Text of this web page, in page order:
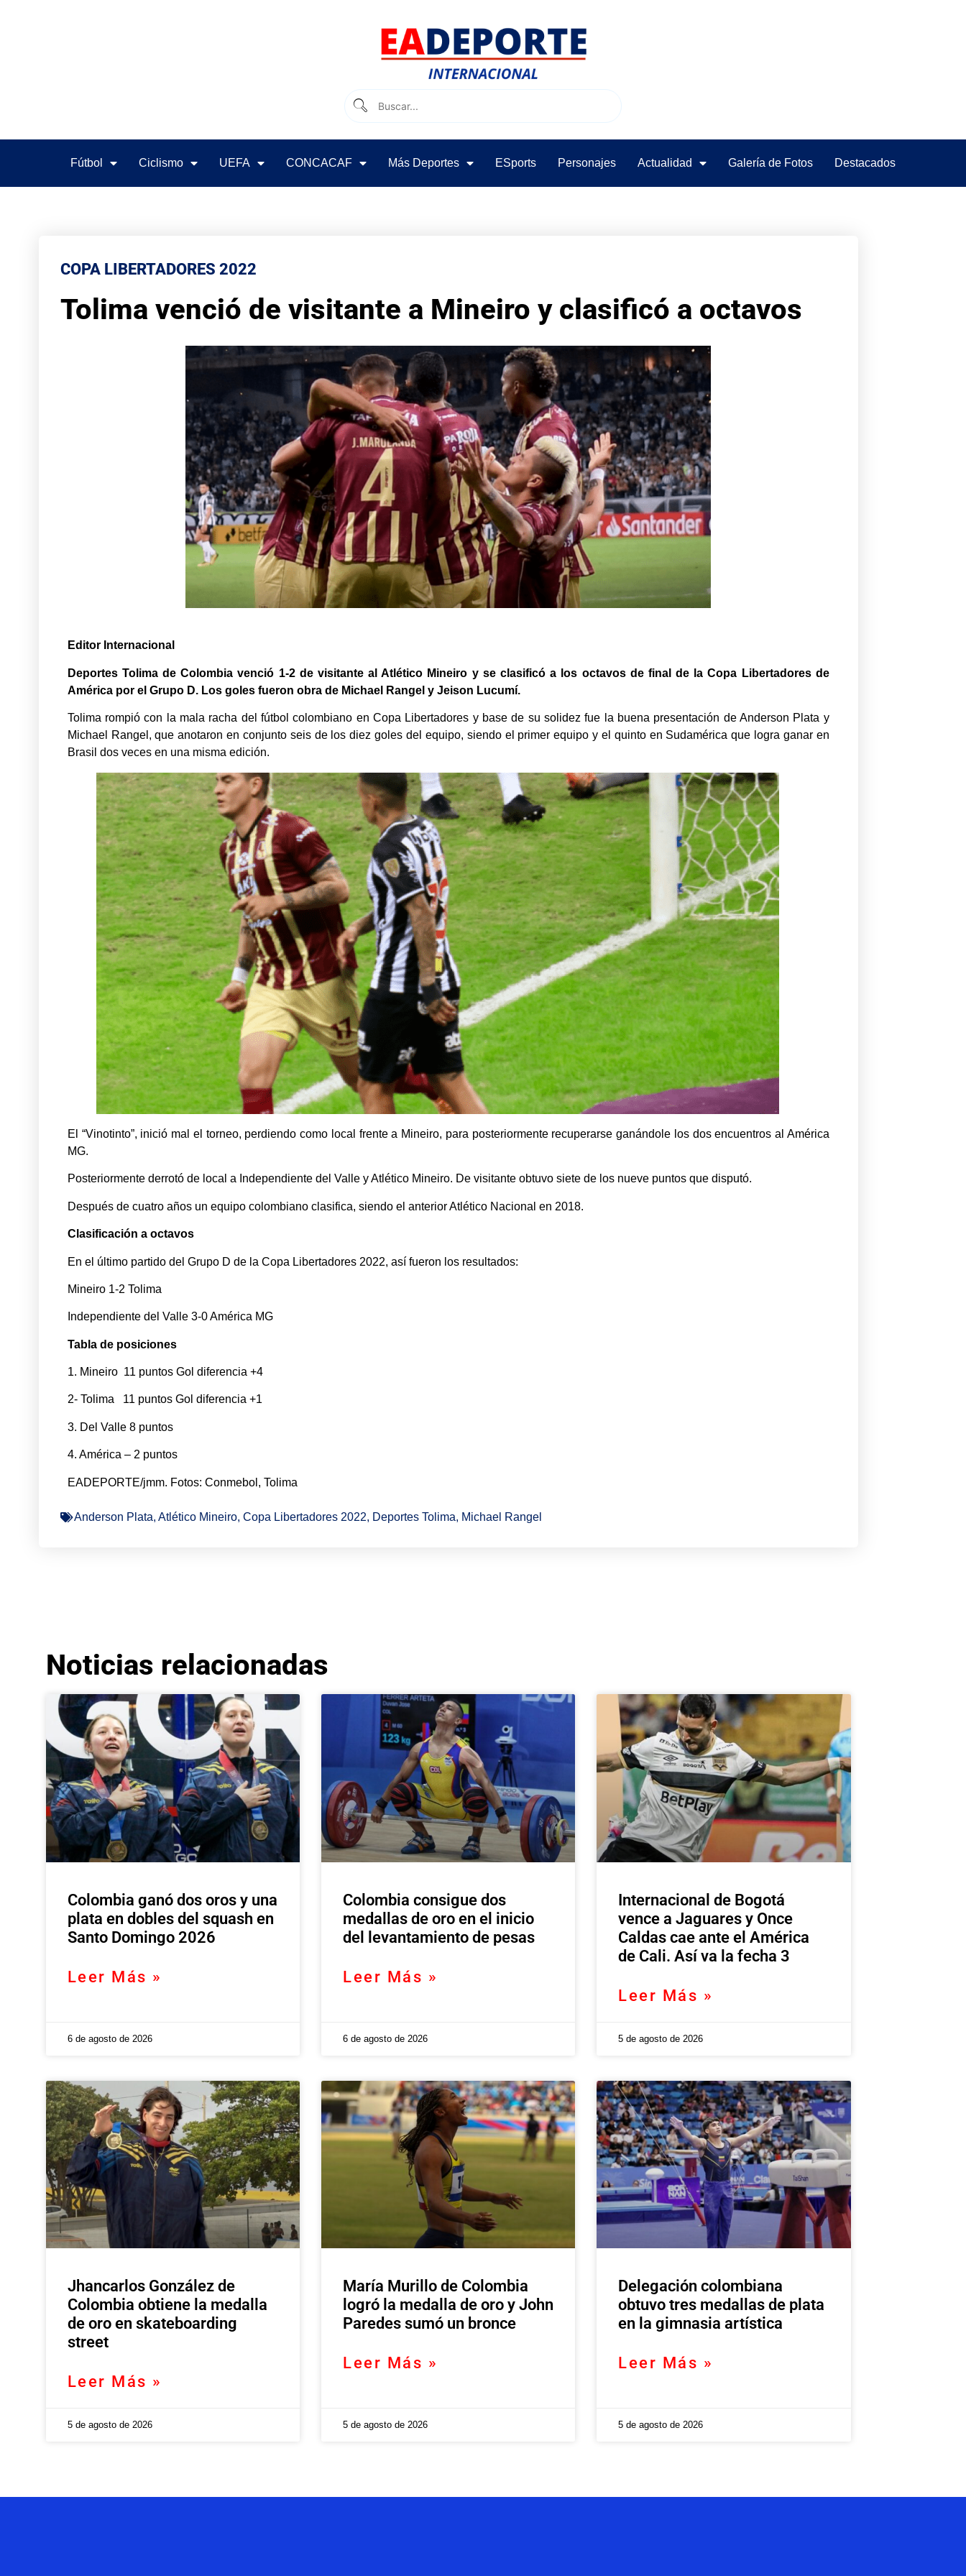
Fútbol Ciclismo UEFA CONCACAF Más Deportes ESports Personajes Actualidad Galería de Fotos Destacados
COPA LIBERTADORES 2022
Tolima venció de visitante a Mineiro y clasificó a octavos
Editor Internacional
Deportes Tolima de Colombia venció 1-2 de visitante al Atlético Mineiro y se clasificó a los octavos de final de la Copa Libertadores de
América por el Grupo D. Los goles fueron obra de Michael Rangel y Jeison Lucumí.
Tolima rompió con la mala racha del fútbol colombiano en Copa Libertadores y base de su solidez fue la buena presentación de Anderson Plata y
Michael Rangel, que anotaron en conjunto seis de los diez goles del equipo, siendo el primer equipo y el quinto en Sudamérica que logra ganar en
Brasil dos veces en una misma edición.
El “Vinotinto”, inició mal el torneo, perdiendo como local frente a Mineiro, para posteriormente recuperarse ganándole los dos encuentros al América
MG.
Posteriormente derrotó de local a Independiente del Valle y Atlético Mineiro. De visitante obtuvo siete de los nueve puntos que disputó.
Después de cuatro años un equipo colombiano clasifica, siendo el anterior Atlético Nacional en 2018.
Clasificación a octavos
En el último partido del Grupo D de la Copa Libertadores 2022, así fueron los resultados:
Mineiro 1-2 Tolima
​Independiente del Valle 3-0 América MG
Tabla de posiciones
1. Mineiro 11 puntos Gol diferencia +4
2- Tolima 11 puntos Gol diferencia +1
3. Del Valle 8 puntos
4. América – 2 puntos
EADEPORTE/jmm. Fotos: Conmebol, Tolima
Anderson Plata, Atlético Mineiro, Copa Libertadores 2022, Deportes Tolima, Michael Rangel
Noticias relacionadas
Colombia ganó dos oros y una
plata en dobles del squash en
Santo Domingo 2026
Leer Más »
6 de agosto de 2026
Colombia consigue dos
medallas de oro en el inicio
del levantamiento de pesas
Leer Más »
6 de agosto de 2026
Internacional de Bogotá
vence a Jaguares y Once
Caldas cae ante el América
de Cali. Así va la fecha 3
Leer Más »
5 de agosto de 2026
Jhancarlos González de
Colombia obtiene la medalla
de oro en skateboarding
street
Leer Más »
5 de agosto de 2026
María Murillo de Colombia
logró la medalla de oro y John
Paredes sumó un bronce
Leer Más »
5 de agosto de 2026
Delegación colombiana
obtuvo tres medallas de plata
en la gimnasia artística
Leer Más »
5 de agosto de 2026